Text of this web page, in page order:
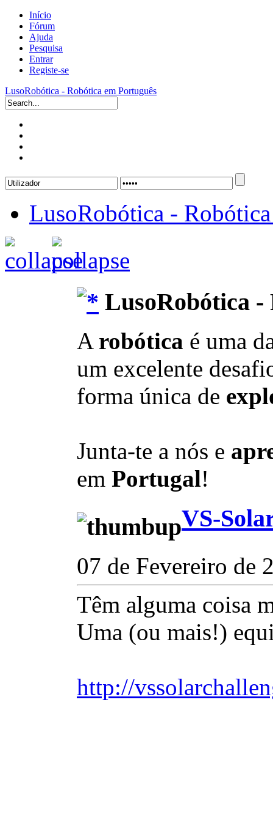
Início
Fórum
Ajuda
Pesquisa
Entrar
Registe-se
LusoRobótica - Robótica em Português
LusoRobótica -
LusoRobótica -
A robótica é uma
um excelente
forma única de
Junta-te a nós e
em Portugal!
VS-
07 de Fevereiro de
Têm alguma coisa
Uma (ou mais!)
http://